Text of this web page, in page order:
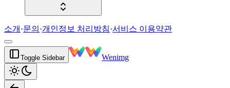
소개 ·문의 ·개인정보 처리방침·서비스 이용약관
Toggle Sidebar Wenimg